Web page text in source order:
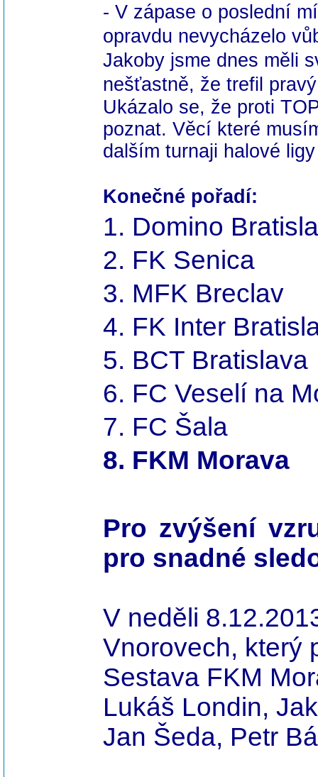
- V zápase o poslední
opravdu nevycházelo
Jakoby jsme dnes měli
nešťastně, že trefil
Ukázalo se, že proti
poznat. Věcí které
dalším turnaji halové
Konečné pořadí:
1. Domino
2. FK Senica
3. MFK Breclav
4. FK Inter
5. BCT Bratislava
6. FC Veselí na
7. FC Šala
8. FKM Morava
Pro zvýšení
pro snadné
V neděli
Vnorovech, který
Sestava FKM
Lukáš Londin,
Jan Šeda, Petr